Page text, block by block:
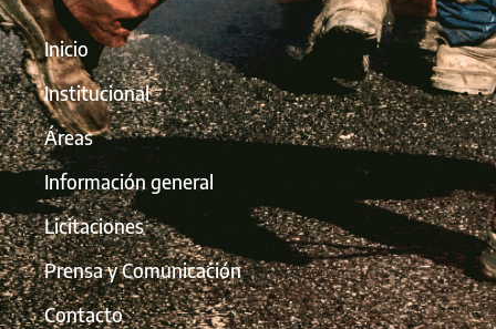
Inicio
Institucional
Áreas
Información general
Licitaciones
Prensa y Comunicación
Contacto